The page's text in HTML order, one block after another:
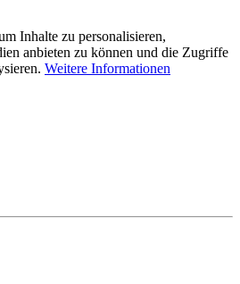
Inhalte zu personalisieren,
anbieten zu können und die Zugriffe
Weitere Informationen